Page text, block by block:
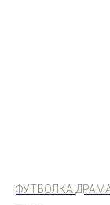
ФУТБОЛКА